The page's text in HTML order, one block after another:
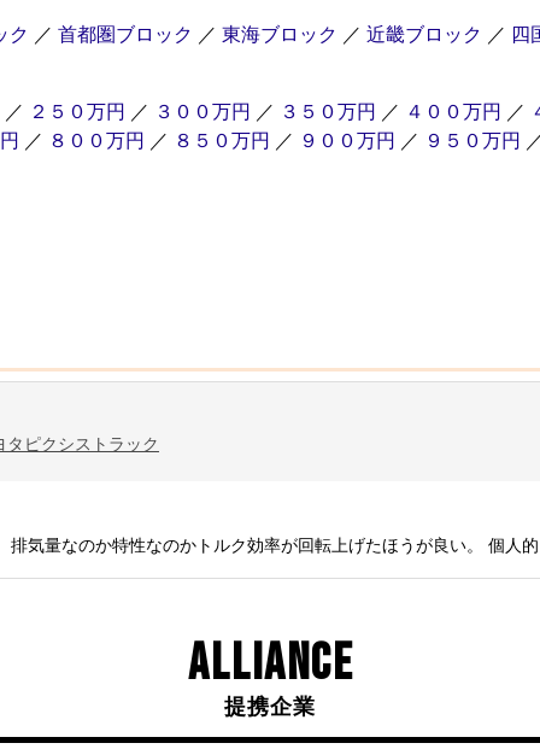
ク ／ 首都圏ブロック ／ 東海ブロック ／ 近畿ブロック ／ 四
／ ２５０万円 ／ ３００万円 ／ ３５０万円 ／ ４００万円 ／
／ ８００万円 ／ ８５０万円 ／ ９００万円 ／ ９５０万円
タ ピクシストラック
気量なのか特性なのかトルク効率が回転上げたほうが良い。 個人
ALLIANCE
提携企業